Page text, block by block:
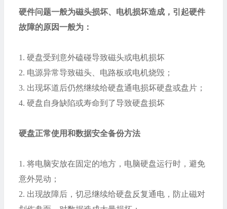
硬件问题一般为磁头损坏、电机损坏造成，引起硬件
故障的原因一般为：
1. 硬盘受到意外磕碰导致磁头或电机损坏
2. 电源异常导致磁头、电路板或电机烧毁；
3. 出现坏道后仍然继续给硬盘通电损坏硬盘或盘片；
4. 硬盘自身缺陷或寿命到了导致硬盘损坏
硬盘正常使用和数据安全备份方法
1. 将电脑安放在固定的地方，电脑硬盘运行时，避免
意外晃动；
2. 出现故障后，切忌继续给硬盘反复通电，防止磁对